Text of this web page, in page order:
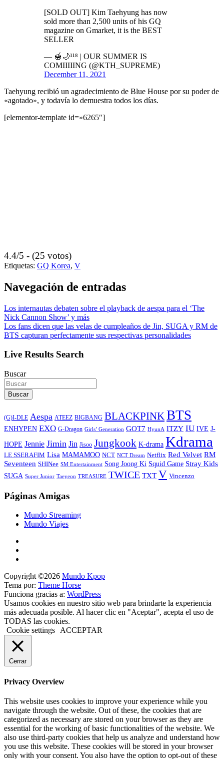
[SOLD OUT] Kim Taehyung has now
sold more than 2,500 units of his GQ
magazine on Gmarket, it is the BEST
SELLER
— 🍯🌙¹¹⁸ | OUR SUMMER IS
COMIIIIING (@KTH_SUPREME)
December 11, 2021
Taehyung recibió un agradecimiento de Blue House por su poder de
«agotado», y todavía lo demuestra todos los días.
[elementor-template id=»6265″]
4.4/5 - (25 votos)
Etiquetas: GQ Korea, V
Navegación de entradas
Los internautas debaten sobre el playback de aespa para el ‘The
Nick Cannon Show’ y más
Los fans dicen que las velas de cumpleaños de Jin, SUGA y RM de
BTS capturan perfectamente sus respectivas personalidades
Live Results Search
Buscar
Buscar
(G)I-DLE Aespa ATEEZ BIGBANG BLACKPINKBTS
ENHYPEN EXO G-Dragon Girls’ Generation GOT7 HyunA ITZY IU IVE J-
HOPE Jennie Jimin Jin Jisoo Jungkook K-drama Kdrama
LE SSERAFIM Lisa MAMAMOO NCT NCT Dream Netflix Red Velvet RM
Seventeen SHINee SM Entertainment Song Joong Ki Squid Game Stray Kids
SUGA Super Junior Taeyeon TREASURE TWICE TXT V Vincenzo
Páginas Amigas
Mundo Streaming
Mundo Viajes
Copyright ©2026 Mundo Kpop
Tema por: Theme Horse
Funciona gracias a: WordPress
Usamos cookies en nuestro sitio web para brindarte la experiencia
más adecuada posible. Al hacer clic en "Aceptar", acepta el uso de
TODAS las cookies.
Cookie settings
ACCEPTAR
Cerrar
Privacy Overview
This website uses cookies to improve your experience while you
navigate through the website. Out of these, the cookies that are
categorized as necessary are stored on your browser as they are
essential for the working of basic functionalities of the website. We
also use third-party cookies that help us analyze and understand how
you use this website. These cookies will be stored in your browser
only with your consent. You also have the option to opt-out of these